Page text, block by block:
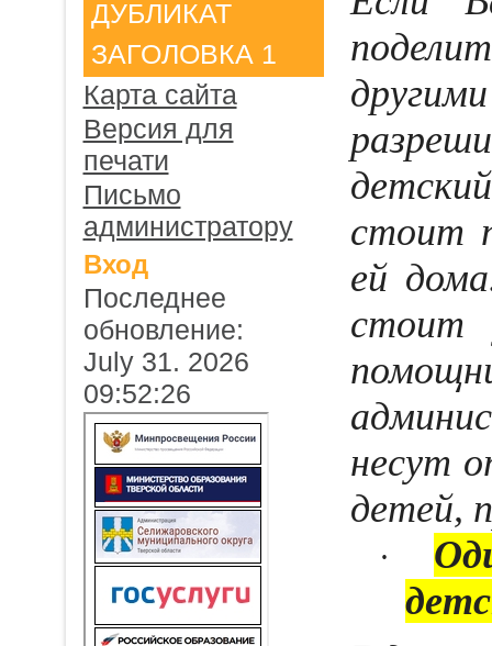
ДУБЛИКАТ
ЗАГОЛОВКА 1
Карта сайта
Версия для
печати
Письмо
администратору
Вход
Последнее
обновление:
July 31. 2026
09:52:26
стоит
ей
стоит
несут
детей,
·